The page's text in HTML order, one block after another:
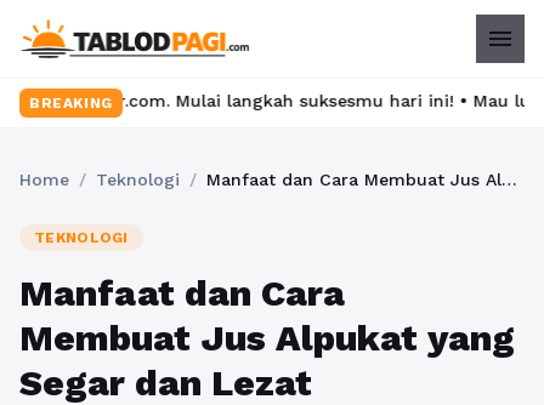
menu
BREAKINGMulai langkah suksesmu hari ini! • Mau lulus?
Home / Teknologi / Manfaat dan Cara Membuat Jus Alpukat yang Segar dan Lezat
TEKNOLOGI
Manfaat dan Cara
Membuat Jus Alpukat yang
Segar dan Lezat